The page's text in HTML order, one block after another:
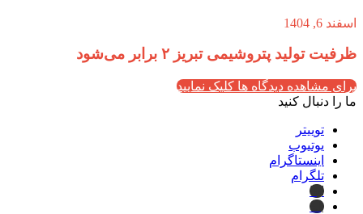
اسفند 6, 1404
ظرفیت تولید پتروشیمی تبریز ۲ برابر می‌شود
برای مشاهده دیدگاه ها کلیک نمایید
ما را دنبال کنید
توییتر
یوتیوب
اینستاگرام
تلگرام
ایتا
بله